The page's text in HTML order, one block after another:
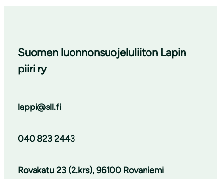
Suomen luonnonsuojeluliiton Lapin
piiri ry
lappi@sll.fi
040 823 2443
Rovakatu 23 (2.krs), 96100 Rovaniemi